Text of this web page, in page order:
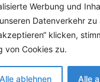
Werbung und
Datenverkehr zu
klicken,
von Cookies zu.
Alle ablehnen Alle